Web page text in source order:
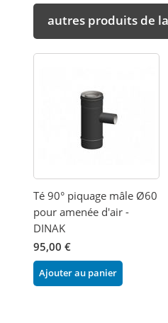
autres produits de
Té 90° piquage mâle Ø60
pour amenée d'air -
DINAK
95,00 €
Ajouter au panier